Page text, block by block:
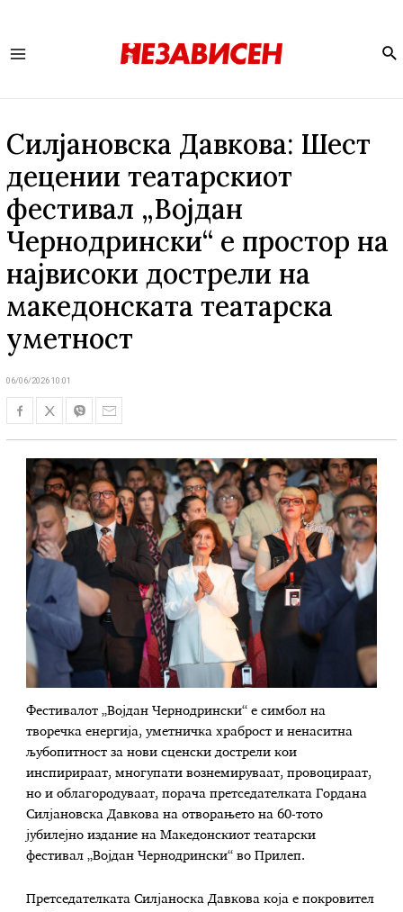
Силјановска Давкова: Шест
децении театарскиот
фестивал „Војдан
Чернодрински“ е простор на
највисоки дострели на
македонската театарска
уметност
06/06/2026 10:01
Фестивалот „Војдан Чернодрински“ е симбол на
творечка енергија, уметничка храброст и ненаситна
љубопитност за нови сценски дострели кои
инспирираат, многупати вознемируваат, провоцираат,
но и облагородуваат, порача претседателката Гордана
Силјановска Давкова на отворањето на 60-тото
јубилејно издание на Македонскиот театарски
фестивал „Војдан Чернодрински“ во Прилеп.
Претседателката Силјаноска Давкова која е покровител